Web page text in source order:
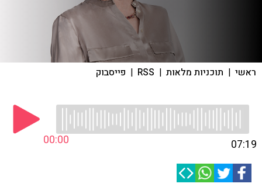
ראשי | תוכניות מלאות |
RSS
| פייסבוק
00:00 07:19